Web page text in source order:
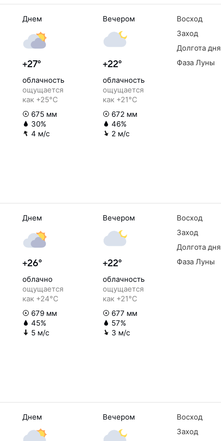
Днем
+27°
облачность
ощущается
как +25°C
675 мм
30%
4 м/с
Вечером
+22°
облачность
ощущается
как +21°C
672 мм
46%
2 м/с
Восход
Заход
Долгота дня
Фаза Луны
Днем
+26°
облачно
ощущается
как +24°C
679 мм
45%
5 м/с
Вечером
+22°
облачность
ощущается
как +21°C
677 мм
57%
3 м/с
Восход
Заход
Долгота дня
Фаза Луны
Днем Вечером Восход
Заход